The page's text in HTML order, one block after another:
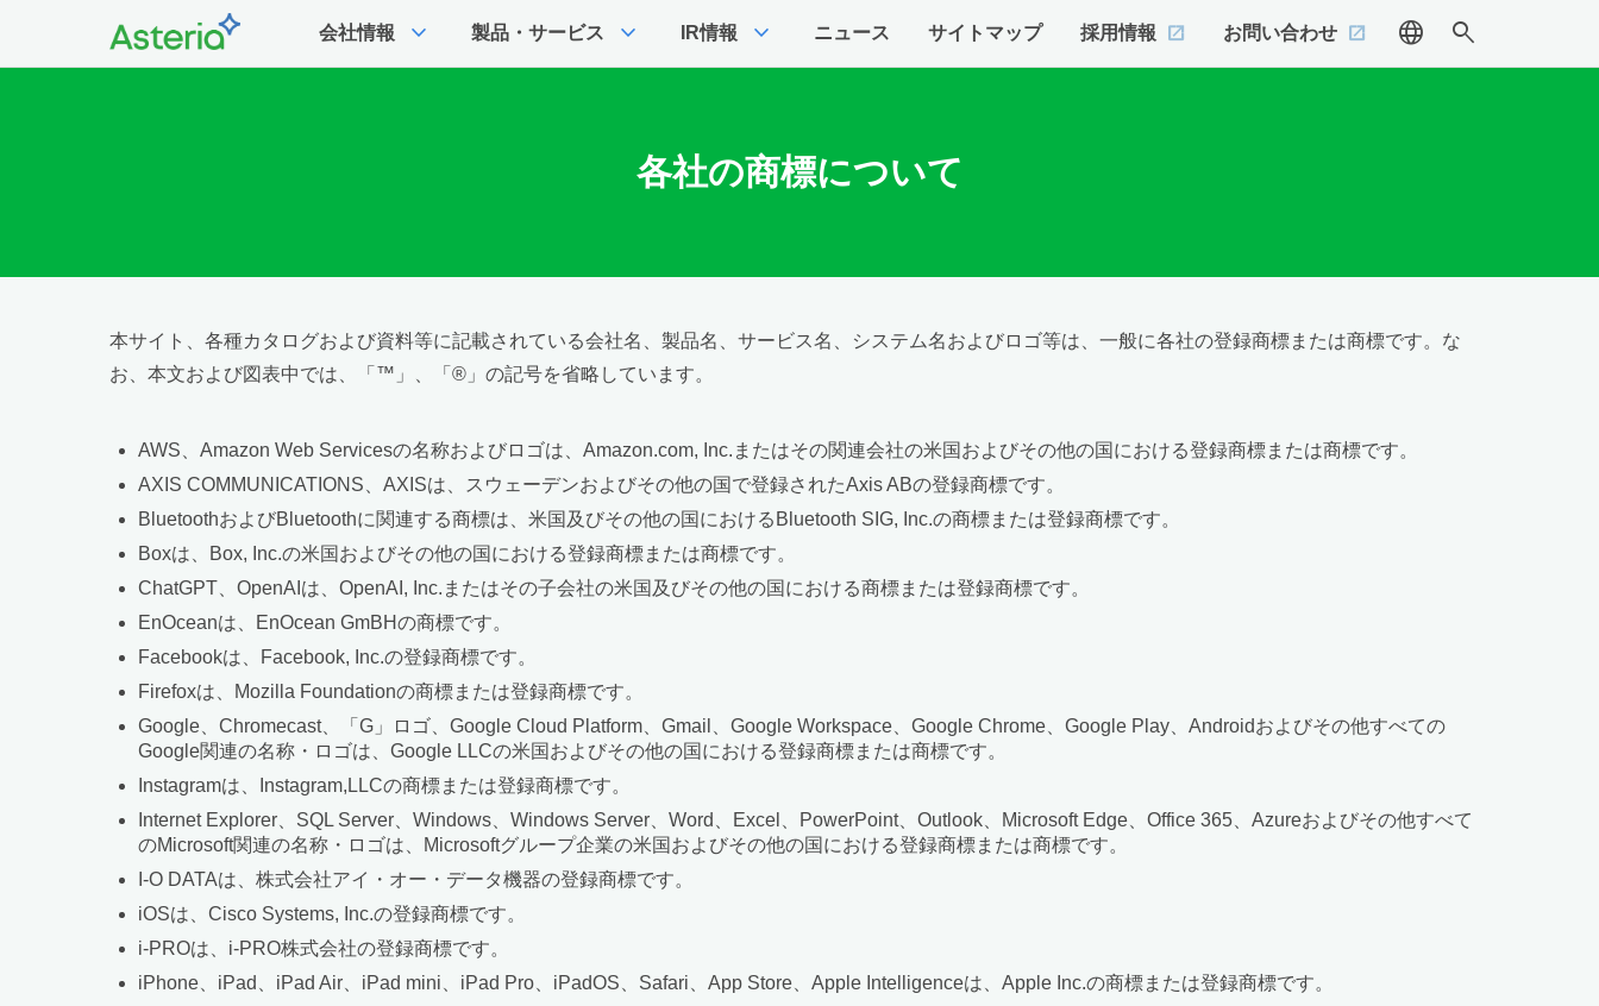
会社情報 expand_more 製品・サービス expand_more IR情報 expand_more ニュース サイトマップ 採用情報 お問い合わせ language search
各社の商標について
本サイト、各種カタログおよび資料等に記載されている会社名、製品名、サービス名、システム名およびロゴ等は、一般に各社の登録商標または商標です。な
お、本文および図表中では、「™」、「®」の記号を省略しています。
AWS、Amazon Web Servicesの名称およびロゴは、Amazon.com, Inc.またはその関連会社の米国およびその他の国における登録商標または商標です。
AXIS COMMUNICATIONS、AXISは、スウェーデンおよびその他の国で登録されたAxis ABの登録商標です。
BluetoothおよびBluetoothに関連する商標は、米国及びその他の国におけるBluetooth SIG, Inc.の商標または登録商標です。
Boxは、Box, Inc.の米国およびその他の国における登録商標または商標です。
ChatGPT、OpenAIは、OpenAI, Inc.またはその子会社の米国及びその他の国における商標または登録商標です。
EnOceanは、EnOcean GmBHの商標です。
Facebookは、Facebook, Inc.の登録商標です。
Firefoxは、Mozilla Foundationの商標または登録商標です。
Google、Chromecast、「G」ロゴ、Google Cloud Platform、Gmail、Google Workspace、Google Chrome、Google Play、Androidおよびその他すべての
Google関連の名称・ロゴは、Google LLCの米国およびその他の国における登録商標または商標です。
Instagramは、Instagram,LLCの商標または登録商標です。
Internet Explorer、SQL Server、Windows、Windows Server、Word、Excel、PowerPoint、Outlook、Microsoft Edge、Office 365、Azureおよびその他すべて
のMicrosoft関連の名称・ロゴは、Microsoftグループ企業の米国およびその他の国における登録商標または商標です。
I-O DATAは、株式会社アイ・オー・データ機器の登録商標です。
iOSは、Cisco Systems, Inc.の登録商標です。
i-PROは、i-PRO株式会社の登録商標です。
iPhone、iPad、iPad Air、iPad mini、iPad Pro、iPadOS、Safari、App Store、Apple Intelligenceは、Apple Inc.の商標または登録商標です。